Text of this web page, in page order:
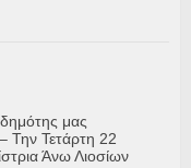
μας
Την Τετάρτη 22
Άνω Λιοσίων